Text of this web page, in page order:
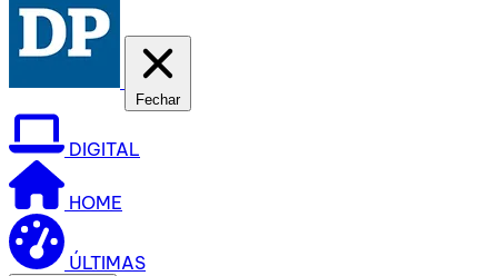
Fechar
DIGITAL
HOME
ÚLTIMAS